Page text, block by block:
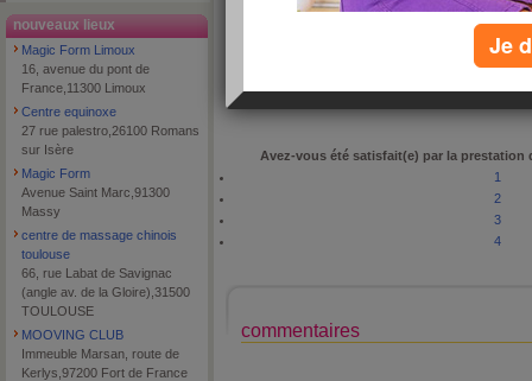
nouveaux lieux
Magic Form Limoux
16, avenue du pont de
France,11300 Limoux
Centre equinoxe
27 rue palestro,26100 Romans
sur Isère
Magic Form
Avenue Saint Marc,91300
Massy
centre de massage chinois
toulouse
66, rue Labat de Savignac
(angle av. de la Gloire),31500
TOULOUSE
MOOVING CLUB
Immeuble Marsan, route de
Kerlys,97200 Fort de France
LYON
Avez-vous été satisfait(e) par la prestation
1
2
3
4
commentaires
Je